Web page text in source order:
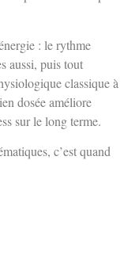
: le rythme
aussi, puis tout
classique à
dosée améliore
sur le long terme.
c’est quand